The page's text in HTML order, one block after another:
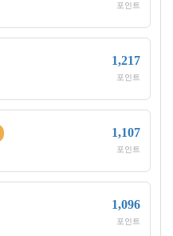
포인트
1,217
포인트
1,107
포인트
1,096
포인트